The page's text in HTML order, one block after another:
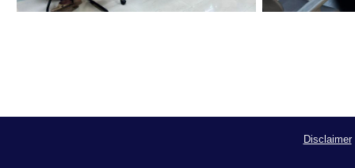
Disclaimer